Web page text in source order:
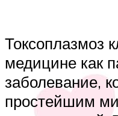
Токсоплазмоз
медицине как
заболевание,
простейшим